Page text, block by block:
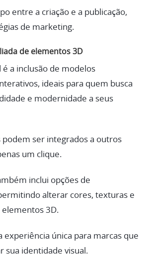
entre a criação e a publicação,
de marketing.
de elementos 3D
a inclusão de modelos
ideais para quem busca
e modernidade a seus
podem ser integrados a outros
um clique.
inclui opções de
alterar cores, texturas e
3D.
experiência única para marcas que
sua identidade visual.